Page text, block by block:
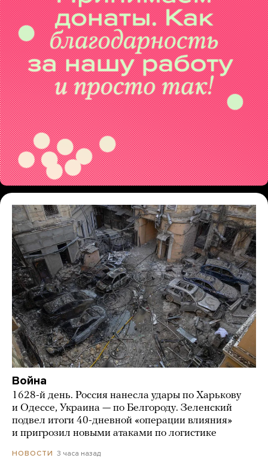
Война
1628-й день. Россия нанесла удары по Харькову
и Одессе, Украина — по Белгороду. Зеленский
подвел итоги 40-дневной «операции влияния»
и пригрозил новыми атаками по логистике
НОВОСТИ 3 часа назад